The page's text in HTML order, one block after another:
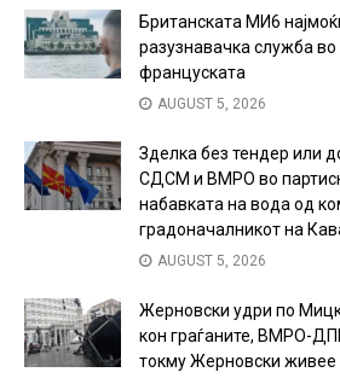
Британската МИ6
разузнавачка служба
француската
AUGUST 5, 2026
Зделка без тендер или
СДСМ и ВМРО во
набавката на вода од
градоначалникот на
AUGUST 5, 2026
Жерновски удри по
кон граѓаните, ВМРО-
токму Жерновски